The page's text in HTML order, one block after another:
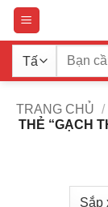
Bỏ
qua
nội
dung
Tìm
TRANG CHỦ /
THẺ “GẠCH